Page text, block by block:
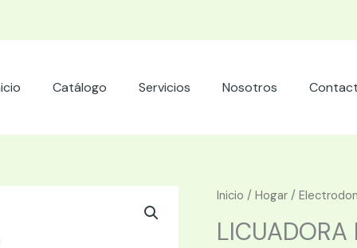
Catálogo Servicios Nosotros
Inicio / Hogar /
LICUADORA